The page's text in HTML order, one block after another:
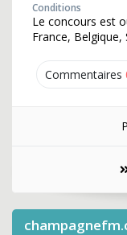
Commentaires
Conditions
Le concours est
France, Belgique,